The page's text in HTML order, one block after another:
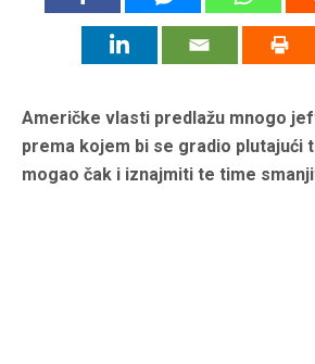
Američke vlasti predlažu mnogo
prema kojem bi se gradio plutajući
mogao čak i iznajmiti te time